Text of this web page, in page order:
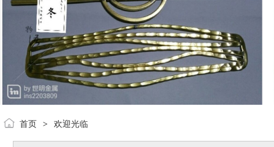
首页 > 欢迎光临